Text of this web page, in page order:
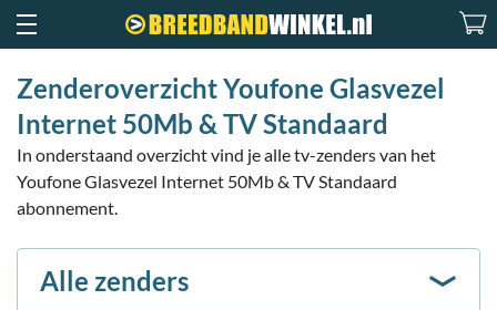
Zenderoverzicht Youfone Glasvezel
Internet 50Mb & TV Standaard
In onderstaand overzicht vind je alle tv-zenders van het
Youfone Glasvezel Internet 50Mb & TV Standaard
abonnement.
Alle zenders